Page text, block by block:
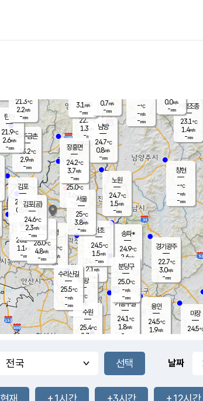
양주
22.7℃
1.3
-mm
과천
24.4℃
2.1m/s
- mm
-mm
-mm
용인
24.5℃
1.9m/s
경기광주
22.7℃
3.0m/s
-mm
24.1
℃
파주금촌
23.2℃
2.9m/s
-mm
가평조종
23.1℃
1.4m/s
-mm
-℃
-m/s
-mm
창현
-℃
-m/s
-mm
탄현
21.9℃
2.6m/s
-mm
0.0m/s
-mm
24.6℃
마장
24.5
의왕
- ℃
m/s
mm
김포
24.9℃
0.5 m/s
mm
광명
26.0
℃
3.1 m/s
-mm
부천
26.2℃
1.1 m/s
-mm
-mm
구로
26.0℃
4.8m/s
-mm
은평
25.0℃
3.6 m/s
- mm
노원
24.7℃
1.5m/s
-mm
송파*
24.9℃
2.6m/s
-mm
서초
24.5℃
1.5m/s
-mm
남방
24.7℃
0.8m/s
-mm
기흥구갈
24.1℃
1.8m/s
-
수리산길
25.5℃
-m/s
-mm
분당구
25.0℃
-m/s
-mm
장흥면
24.2℃
3.7m/s
-mm
3.1 m/s
-mm
김포(공)
24.6℃
2.3m/s
-mm
수원
25.4℃
2.7 m/s
서울
25℃
3.8m/s
-mm
21.3℃
2.2m/s
-mm
0.7m/s
-mm
날짜
현재 +1시간 +3시간 +12시간